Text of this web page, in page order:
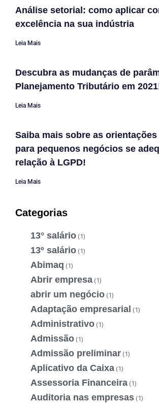
Análise setorial: como aplicar
excelência na sua indústria
Leia Mais
Descubra as mudanças de
Planejamento Tributário em
Leia Mais
Saiba mais sobre as orientações
para pequenos negócios se
relação à LGPD!
Leia Mais
Categorias
13° salário (1)
13º salário (1)
Abimaq (1)
Abrir empresa (1)
abrir um negócio (1)
Adaptação empresarial (1)
Administrativo (1)
Admissão (1)
Admissão preliminar (1)
Aplicativo da Caixa (1)
Assessoria Financeira (1)
Auditoria nas empresas (1)